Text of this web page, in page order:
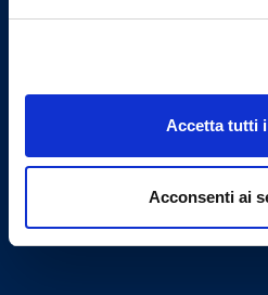
Accetta tutti
Acconsenti ai
Indirizzi email
info@omceovarese.it
protocollo@pec.omceovarese.it